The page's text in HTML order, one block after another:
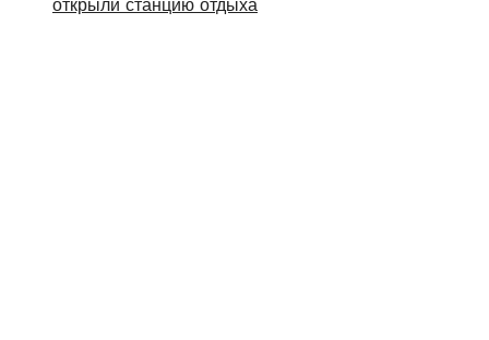
открыли станцию отдыха